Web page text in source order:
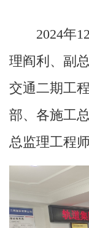
2024年
理阎利、副
交通二期工
部、各施工
总监理工程